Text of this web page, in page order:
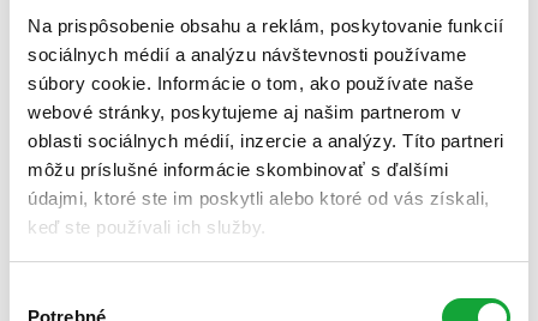
Na prispôsobenie obsahu a reklám, poskytovanie funkcií
sociálnych médií a analýzu návštevnosti používame
súbory cookie. Informácie o tom, ako používate naše
webové stránky, poskytujeme aj našim partnerom v
oblasti sociálnych médií, inzercie a analýzy. Títo partneri
môžu príslušné informácie skombinovať s ďalšími
údajmi, ktoré ste im poskytli alebo ktoré od vás získali,
keď ste používali ich služby.
Potrebné